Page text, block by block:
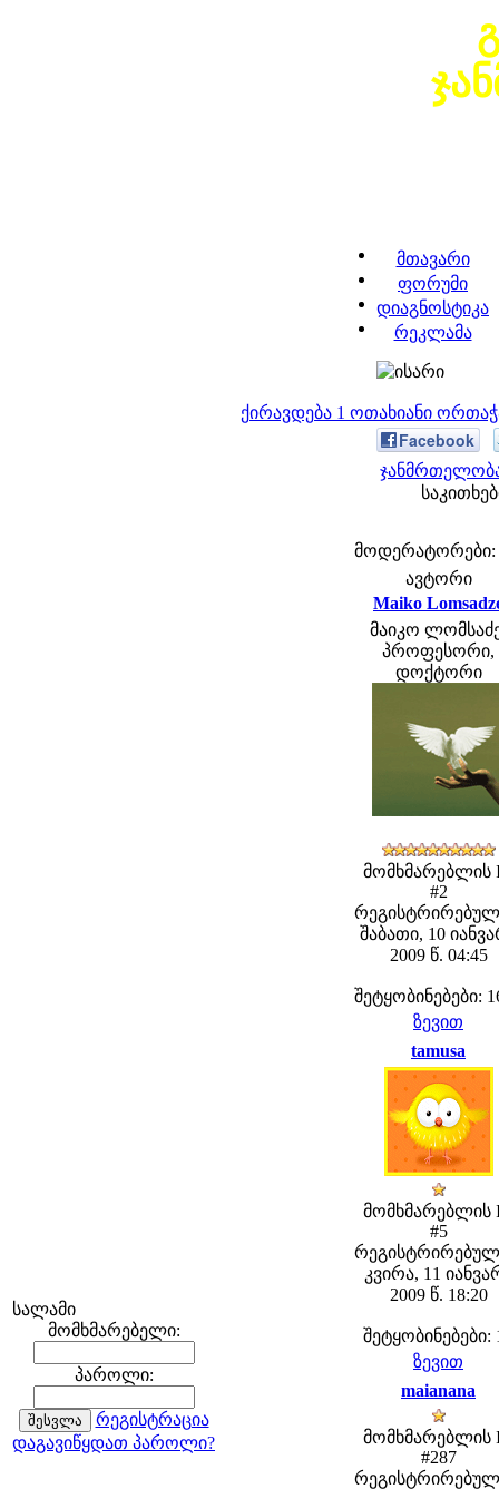
მთავარი
ფორუმი
დიაგნოსტიკა
რეკლამა
ქირავდება 1 ოთახიანი
სალამი
მომხმარებელი:
პაროლი:
რეგისტრაცია
დაგავიწყდათ პაროლი?
Facebook
მოდერატორები:
ავტორი
Maiko
მაიკო
პროფესორი,
დოქტორი
მომხმარებლის
#2
შაბათი, 10
2009 წ. 04:45
შეტყობინებები:
ზევით
tamusa
მომხმარებლის
#5
კვირა, 11
2009 წ. 18:20
შეტყობინებები:
ზევით
maianana
მომხმარებლის
#287